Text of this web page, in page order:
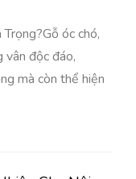
óc chó,
vân độc đáo,
mà còn thể hiện